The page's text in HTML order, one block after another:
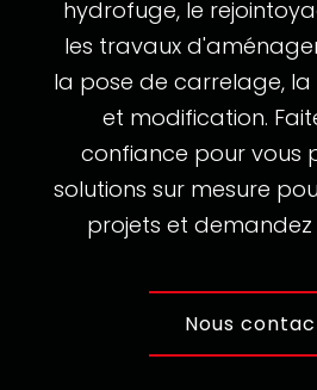
hydrofuge, le
les travaux
la pose de carrelage,
et modification.
confiance pour vous
solutions sur mesure
projets et demandez
Nous